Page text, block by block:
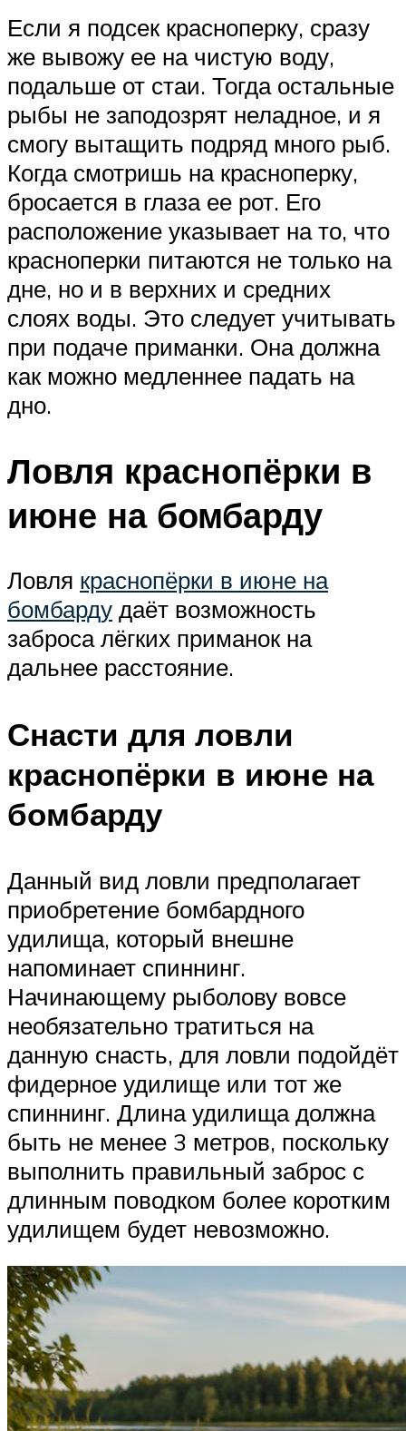
Если я подсек красноперку, сразу
же вывожу ее на чистую воду,
подальше от стаи. Тогда остальные
рыбы не заподозрят неладное, и я
смогу вытащить подряд много рыб.
Когда смотришь на красноперку,
бросается в глаза ее рот. Его
расположение указывает на то, что
красноперки питаются не только на
дне, но и в верхних и средних
слоях воды. Это следует учитывать
при подаче приманки. Она должна
как можно медленнее падать на
дно.
Ловля краснопёрки в
июне на бомбарду
Ловля краснопёрки в июне на
бомбарду даёт возможность
заброса лёгких приманок на
дальнее расстояние.
Снасти для ловли
краснопёрки в июне на
бомбарду
Данный вид ловли предполагает
приобретение бомбардного
удилища, который внешне
напоминает спиннинг.
Начинающему рыболову вовсе
необязательно тратиться на
данную снасть, для ловли подойдёт
фидерное удилище или тот же
спиннинг. Длина удилища должна
быть не менее 3 метров, поскольку
выполнить правильный заброс с
длинным поводком более коротким
удилищем будет невозможно.